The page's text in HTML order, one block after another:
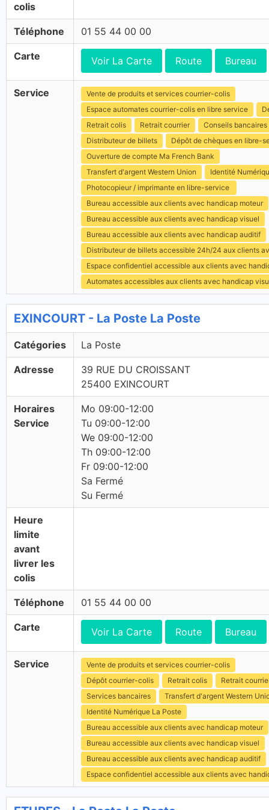
colis
Téléphone 01 55 44 00 00
Carte Voir La Carte Route Bureau
Service
Vente de produits et services courrier-colis
Espace automates courrier-colis en libre service
Retrait colis
Retrait courrier
Conseils bancaires
Distributeur de billets
Dépôt de chèques en libre-
Ouverture de compte Ma French Bank
Transfert d'argent Western Union
Identité
Photocopieur / imprimante en libre-service
Bureau accessible aux clients avec handicap moteur
Bureau accessible aux clients avec handicap visuel
Bureau accessible aux clients avec handicap auditif
Distributeur de billets accessible 24h/24 aux clients
Espace confidentiel accessible aux clients avec
Automates accessibles aux clients avec handicap
EXINCOURT - La Poste La Poste
Catégories La Poste
Adresse
39 RUE DU CROISSANT
25400 EXINCOURT
Horaires
Service
Mo 09:00-12:00
Tu 09:00-12:00
We 09:00-12:00
Th 09:00-12:00
Fr 09:00-12:00
Sa Fermé
Su Fermé
Heure
limite
avant
livrer les
colis
Téléphone 01 55 44 00 00
Carte Voir La Carte Route Bureau
Service
Vente de produits et services courrier-colis
Dépôt courrier-colis
Retrait colis
Retrait
Services bancaires
Transfert d'argent Western
Identité Numérique La Poste
Bureau accessible aux clients avec handicap moteur
Bureau accessible aux clients avec handicap visuel
Bureau accessible aux clients avec handicap auditif
Espace confidentiel accessible aux clients avec